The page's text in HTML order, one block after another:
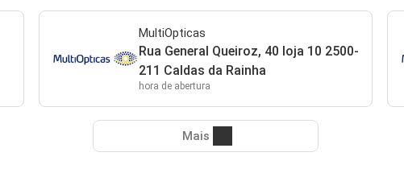
MultiOpticas
Rua General Queiroz, 40 loja 10 2500-
211 Caldas da Rainha
hora de abertura
Mais